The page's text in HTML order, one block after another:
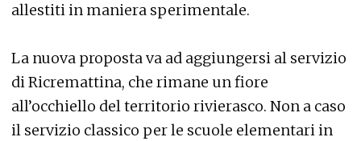
allestiti in maniera sperimentale.
La nuova proposta va ad aggiungersi al servizio
di Ricremattina, che rimane un fiore
all’occhiello del territorio rivierasco. Non a caso
il servizio classico per le scuole elementari in